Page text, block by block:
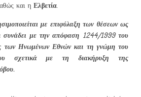
και η Ελβετία
με επιφύλαξη των θέσεων ως
συνάδει με την απόφαση 1244/1999 του
των Ηνωμένων Εθνών και τη γνώμη του
σχετικά με τη διακήρυξη της